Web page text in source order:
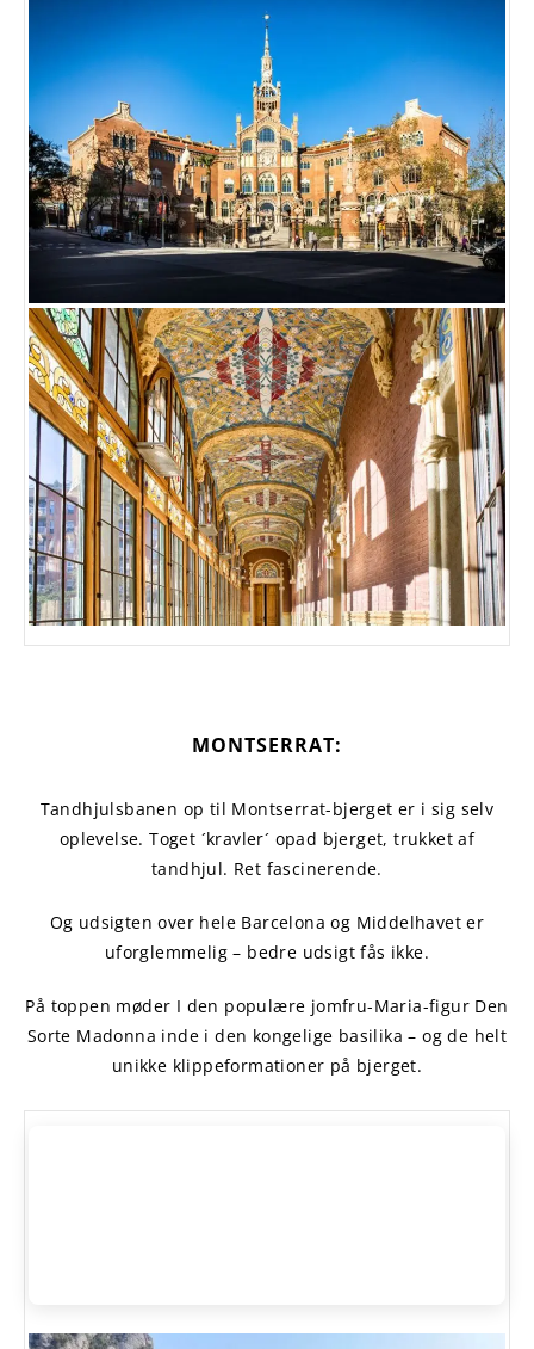
MONTSERRAT:
Tandhjulsbanen op til Montserrat-bjerget er i sig selv
oplevelse. Toget ´kravler´ opad bjerget, trukket af
tandhjul. Ret fascinerende.
Og udsigten over hele Barcelona og Middelhavet er
uforglemmelig – bedre udsigt fås ikke.
På toppen møder I den populære jomfru-Maria-figur Den
Sorte Madonna inde i den kongelige basilika – og de helt
unikke klippeformationer på bjerget.